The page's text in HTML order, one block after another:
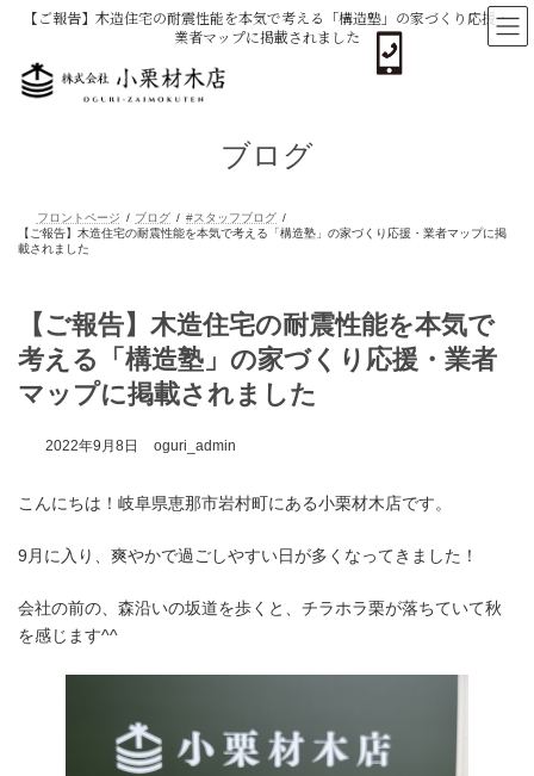
【ご報告】木造住宅の耐震性能を本気で考える「構造塾」の家づくり応援・
業者マップに掲載されました
ブログ
載されました
【ご報告】木造住宅の耐震性能を本気で
考える「構造塾」の家づくり応援・業者
マップに掲載されました
2022年9月8日 oguri_admin
こんにちは！岐阜県恵那市岩村町にある小栗材木店です。
9月に入り、爽やかで過ごしやすい日が多くなってきました！
会社の前の、森沿いの坂道を歩くと、チラホラ栗が落ちていて秋
を感じます^^